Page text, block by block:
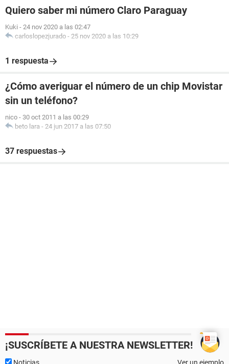
Quiero saber mi número Claro Paraguay
Kuki - 24 nov 2020 a las 02:47
carloslopezjurado - 25 nov 2020 a las 10:29
1 respuesta
¿Cómo averiguar el número de un chip Movistar
sin un teléfono?
nico - 30 oct 2011 a las 00:29
beto lara - 24 jun 2017 a las 07:50
37 respuestas
¡SUSCRÍBETE A NUESTRA NEWSLETTER!